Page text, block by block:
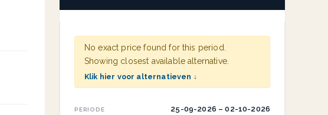
No exact price found for this period.
Showing closest available alternative.
Klik hier voor alternatieven ↓
PERIODE 25-09-2026 – 02-10-2026